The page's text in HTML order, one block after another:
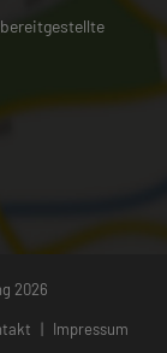
2026
| Impressum